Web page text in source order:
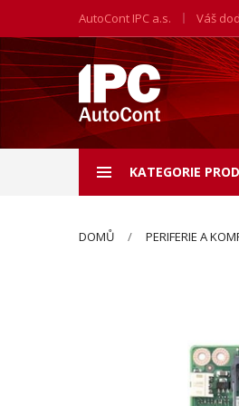
AutoCont IPC a.s. Váš
KATEGORIE
DOMŮ PERIFERIE A